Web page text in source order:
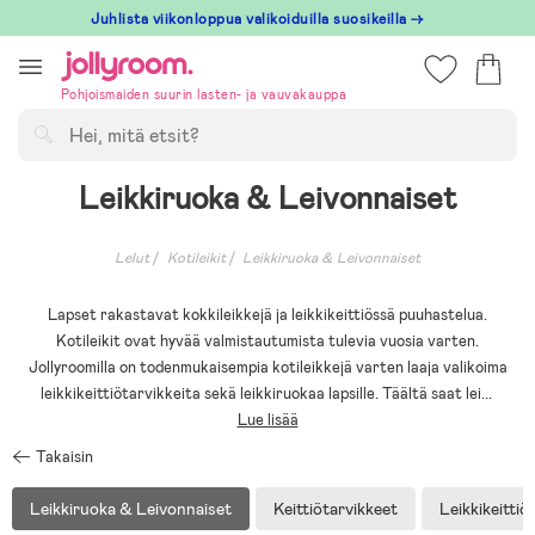
till
innehållet
Juhlista viikonloppua valikoiduilla suosikeilla →
Pohjoismaiden suurin lasten- ja vauvakauppa
Leikkiruoka & Leivonnaiset
Lelut Kotileikit Leikkiruoka & Leivonnaiset
Lapset rakastavat kokkileikkejä ja leikkikeittiössä puuhastelua.
Kotileikit ovat hyvää valmistautumista tulevia vuosia varten.
Jollyroomilla on todenmukaisempia kotileikkejä varten laaja valikoima
leikkikeittiötarvikkeita sekä leikkiruokaa lapsille. Täältä saat lei...
Lue lisää
Takaisin
Leikkiruoka & Leivonnaiset Keittiötarvikkeet